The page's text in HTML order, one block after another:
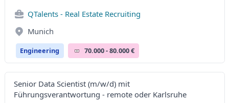
QTalents - Real Estate Recruiting
Munich
Engineering 70.000 - 80.000 €
Senior Data Scientist (m/w/d) mit
Führungsverantwortung - remote oder Karlsruhe